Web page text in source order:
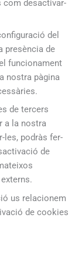
com desactivar-
del
presència de
funcionament
nostra pàgina
de tercers
a la nostra
les, podràs fer-
de
us relacionem
de cookies